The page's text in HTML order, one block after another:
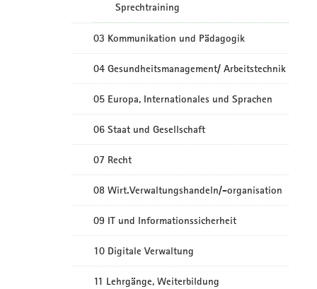
Sprechtraining
03 Kommunikation und Pädagogik
04 Gesundheitsmanagement/ Arbeitstechnik
05 Europa, Internationales und Sprachen
06 Staat und Gesellschaft
07 Recht
08 Wirt.Verwaltungshandeln/-organisation
09 IT und Informationssicherheit
10 Digitale Verwaltung
11 Lehrgänge, Weiterbildung